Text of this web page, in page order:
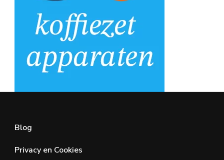
Blog
Privacy en Cookies